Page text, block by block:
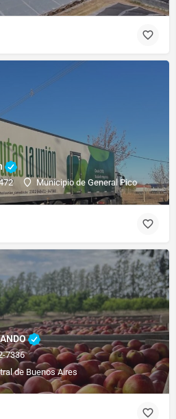
Municipio de General Pico
7336
de Buenos Aires